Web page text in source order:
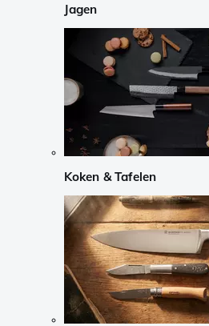
Jagen
Koken & Tafelen